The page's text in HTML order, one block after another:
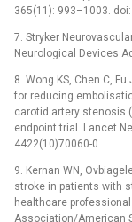
365(11): 993–1003.
7. Stryker
Neurological Devices
8. Wong KS, Chen C,
for reducing
carotid artery stenosis
endpoint trial. Lancet
4422(10)70060-0.
9. Kernan WN,
stroke in patients with
healthcare
Association/American